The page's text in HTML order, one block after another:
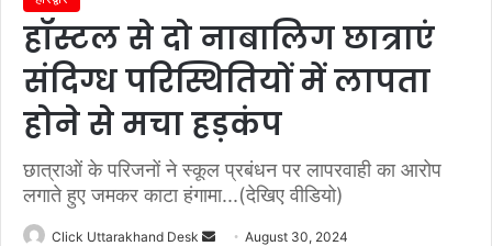
हॉस्टल से दो नाबालिग छात्राएं
संदिग्ध परिस्थितियों में लापता
होने से मचा हड़कंप
छात्राओं के परिजनों ने स्कूल प्रबंधन पर लापरवाही का आरोप
लगाते हुए जमकर काटा हंगामा...(देखिए वीडियो)
Click Uttarakhand Desk August 30, 2024